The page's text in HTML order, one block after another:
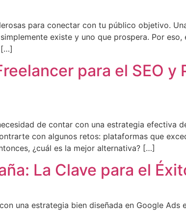
para conectar con tu público objetivo.
existe y uno que prospera. Por
[…]
para el SEO y
de contar con una estrategia efectiva
con algunos retos: plataformas que
¿cuál es la mejor alternativa? […]
La Clave para el
una estrategia bien diseñada en Google Ads